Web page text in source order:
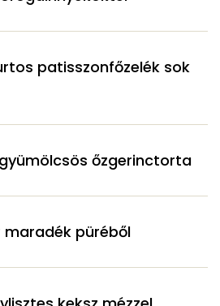
patisszonfőzelék sok
őzgerinctorta
maradék püréből